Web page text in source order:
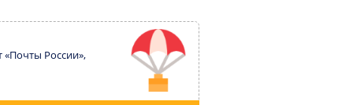
«Почты России»,